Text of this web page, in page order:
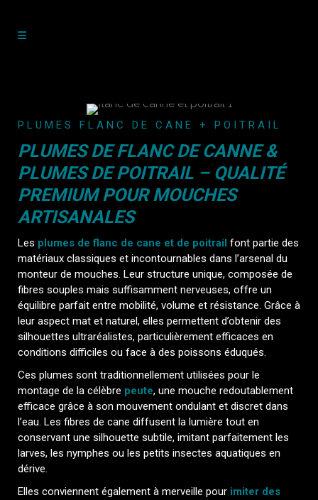
PLUMES FLANC DE CANE + POITRAIL
PLUMES DE FLANC DE CANNE &
PLUMES DE POITRAIL – QUALITÉ
PREMIUM POUR MOUCHES
ARTISANALES
Les plumes de flanc de cane et de poitrail font partie des
matériaux classiques et incontournables dans l’arsenal du
monteur de mouches. Leur structure unique, composée de
fibres souples mais suffisamment nerveuses, offre un
équilibre parfait entre mobilité, volume et résistance. Grâce à
leur aspect mat et naturel, elles permettent d’obtenir des
silhouettes ultraréalistes, particulièrement efficaces en
conditions difficiles ou face à des poissons éduqués.
Ces plumes sont traditionnellement utilisées pour le
montage de la célèbre peute, une mouche redoutablement
efficace grâce à son mouvement ondulant et discret dans
l’eau. Les fibres de cane diffusent la lumière tout en
conservant une silhouette subtile, imitant parfaitement les
larves, les nymphes ou les petits insectes aquatiques en
dérive.
Elles conviennent également à merveille pour imiter des